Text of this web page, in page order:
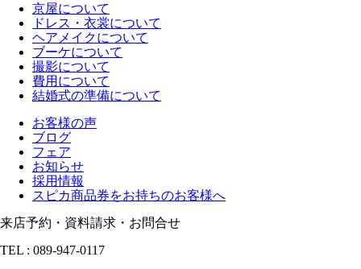
京屋について
ドレス・衣裳について
ヘアメイクについて
ブーケについて
撮影について
費用について
結婚式の準備について
お客様の声
ブログ
フェア
お知らせ
採用情報
スピカ商品券をお持ちのお客様へ
来店予約・資料請求・お問合せ
TEL : 089-947-0117